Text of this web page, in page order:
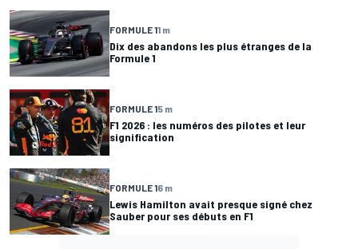
FORMULE 11 m
Dix des abandons les plus étranges de la
Formule 1
FORMULE 15 m
F1 2026 : les numéros des pilotes et leur
signification
FORMULE 16 m
Lewis Hamilton avait presque signé chez
Sauber pour ses débuts en F1